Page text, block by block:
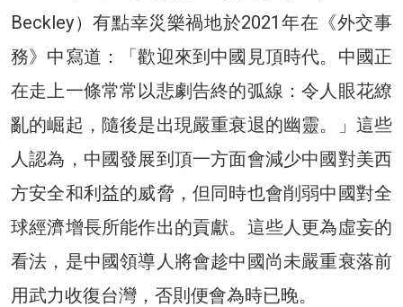
Beckley）有點幸災樂禍地於2021年在《外交事
務》中寫道：「歡迎來到中國見頂時代。中國正
在走上一條常常以悲劇告終的弧線：令人眼花繚
亂的崛起，隨後是出現嚴重衰退的幽靈。」這些
人認為，中國發展到頂一方面會減少中國對美西
方安全和利益的威脅，但同時也會削弱中國對全
球經濟增長所能作出的貢獻。這些人更為虛妄的
看法，是中國領導人將會趁中國尚未嚴重衰落前
用武力收復台灣，否則便會為時已晚。